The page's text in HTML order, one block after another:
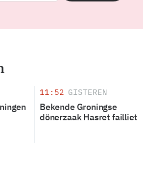
11:52 GISTEREN
Bekende Groningse
dönerzaak Hasret failliet